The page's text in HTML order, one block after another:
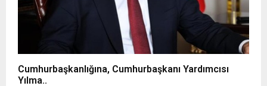
Cumhurbaşkanlığına, Cumhurbaşkanı Yardımcısı
Yılma..